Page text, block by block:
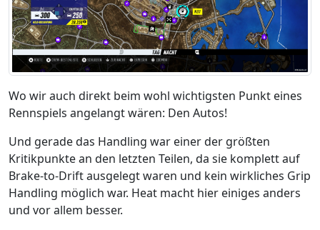
Wo wir auch direkt beim wohl wichtigsten Punkt eines
Rennspiels angelangt wären: Den Autos!
Und gerade das Handling war einer der größten
Kritikpunkte an den letzten Teilen, da sie komplett auf
Brake-to-Drift ausgelegt waren und kein wirkliches Grip
Handling möglich war. Heat macht hier einiges anders
und vor allem besser.